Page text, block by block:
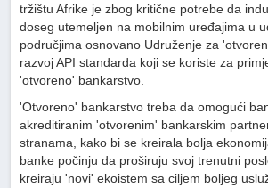
tržištu Afrike je zbog kritične potrebe da
doseg utemeljen na mobilnim uređajima u
područjima osnovano Udruženje za
razvoj API standarda koji se koriste za
'otvoreno' bankarstvo.
'Otvoreno' bankarstvo treba da omogući
akreditiranim 'otvorenim' bankarskim
stranama, kako bi se kreirala bolja
banke počinju da proširuju svoj trenutni
kreiraju 'novi' ekoistem sa ciljem boljeg